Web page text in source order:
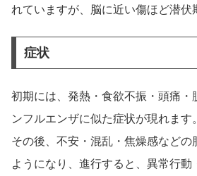
れていますが、脳に近い傷ほど潜伏
症状
初期には、発熱・食欲不振・頭痛・
ンフルエンザに似た症状が現れます。
その後、不安・混乱・焦燥感などの
ようになり、進行すると、異常行